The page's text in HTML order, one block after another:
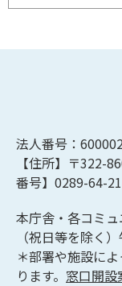
法人番号：
【住所】〒322-
番号】0289-64-
本庁舎・各コミ
（祝日等を除く
＊部署や施設に
ります。 窓口開設